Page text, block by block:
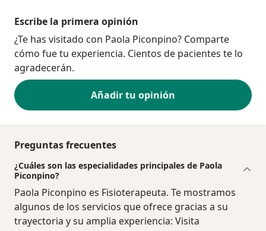
Escribe la primera opinión
¿Te has visitado con Paola Piconpino? Comparte
cómo fue tu experiencia. Cientos de pacientes te lo
agradecerán.
Añadir tu opinión
Preguntas frecuentes
¿Cuáles son las especialidades principales de Paola
Piconpino?
Paola Piconpino es Fisioterapeuta. Te mostramos
algunos de los servicios que ofrece gracias a su
trayectoria y su amplia experiencia: Visita